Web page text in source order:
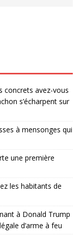
concrets avez-vous
s’écharpent sur
à mensonges qui
une première
les habitants de
à Donald Trump
d’arme à feu